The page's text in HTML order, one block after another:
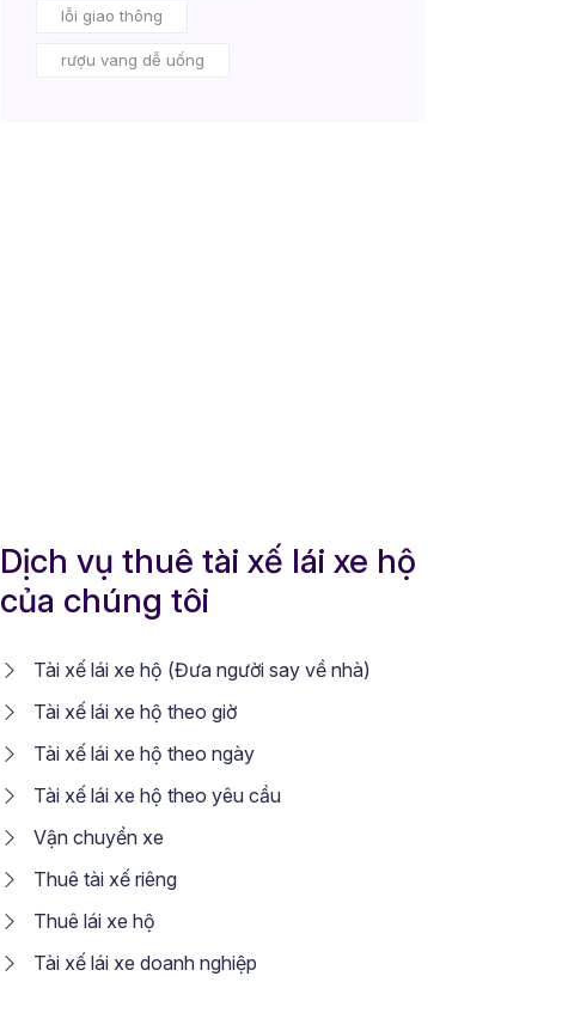
lỗi giao thông
rượu vang dễ uống
Dịch vụ thuê tài xế lái xe hộ
của chúng tôi
Tài xế lái xe hộ (Đưa người say về nhà)
Tài xế lái xe hộ theo giờ
Tài xế lái xe hộ theo ngày
Tài xế lái xe hộ theo yêu cầu
Vận chuyển xe
Thuê tài xế riêng
Thuê lái xe hộ
Tài xế lái xe doanh nghiệp